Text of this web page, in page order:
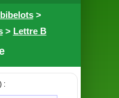
>
> Lettre B
: